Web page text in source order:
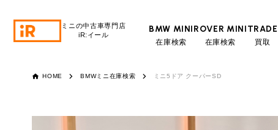
ミニの中古車専門店
iR:イール
BMW MINI
在庫検索
ROVER MINI
在庫検索
TRADE
買取
HOME BMWミニ在庫検索 ミニ5ドア クーパーSD